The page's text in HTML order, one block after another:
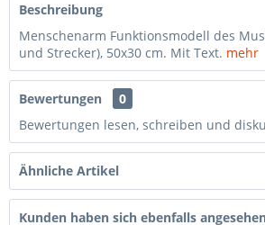
Beschreibung
Menschenarm Funktionsmodell des
und Strecker), 50x30 cm. Mit Text. mehr
Bewertungen
0
Bewertungen lesen, schreiben und
Ähnliche Artikel
Kunden haben sich ebenfalls